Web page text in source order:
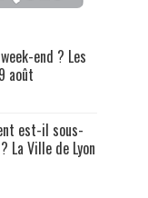
end ? Les
août
est-il sous-
La Ville de Lyon